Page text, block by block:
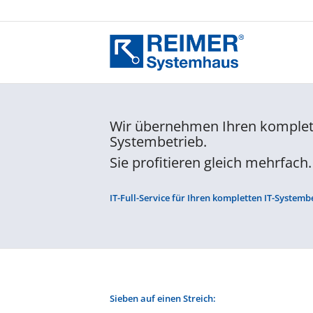
Wir übernehmen Ihren
Systembetrieb.
Sie profitieren gleich mehrfach.
IT-Full-Service für Ihren kompletten IT-
Sieben auf einen Streich: